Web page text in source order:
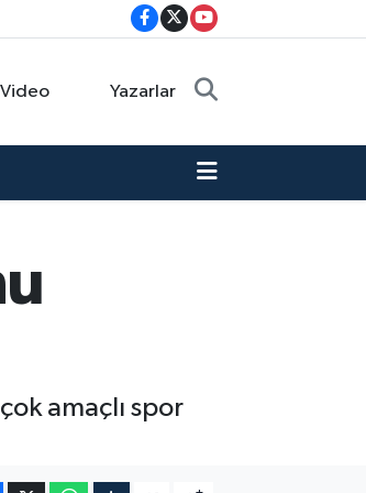
Video Yazarlar
amaçlı spor